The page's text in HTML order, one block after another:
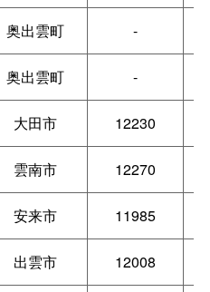
奥出雲町 -
奥出雲町 -
大田市 12230
雲南市 12270
安来市 11985
出雲市 12008